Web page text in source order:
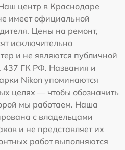
центр в Краснодаре
имеет официальной
Цены на ремонт,
исключительно
и не являются публичной
437 ГК РФ. Названия и
Nikon упоминаются
целях — чтобы обозначить
мы работаем. Наша
с владельцами
и не представляет их
работ выполняются